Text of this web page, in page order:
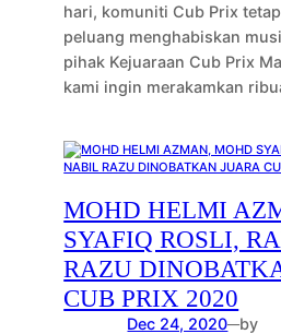
hari, komuniti Cub Prix
peluang menghabiskan
pihak Kejuaraan Cub Prix
kami ingin merakamkan
MOHD HELMI
SYAFIQ ROSLI,
RAZU
CUB PRIX 2020
Dec 24, 2020—by